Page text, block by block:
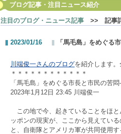
ブログ記事・注目ニュース紹介
注目のブログ・ニュース記事 >> 記事
2023/01/16 「馬毛島」をめぐる
川端俊一さんのブログを紹介します。
＊＊＊＊＊＊＊＊＊＊＊＊
「馬毛島」をめぐる市長と市民の苦
2023年1月12日 23:45 川端俊一
この地で今、起きていることをほと
ッポンの現実が、ここから見えてい
と、自衛隊とアメリカ軍が共同使用